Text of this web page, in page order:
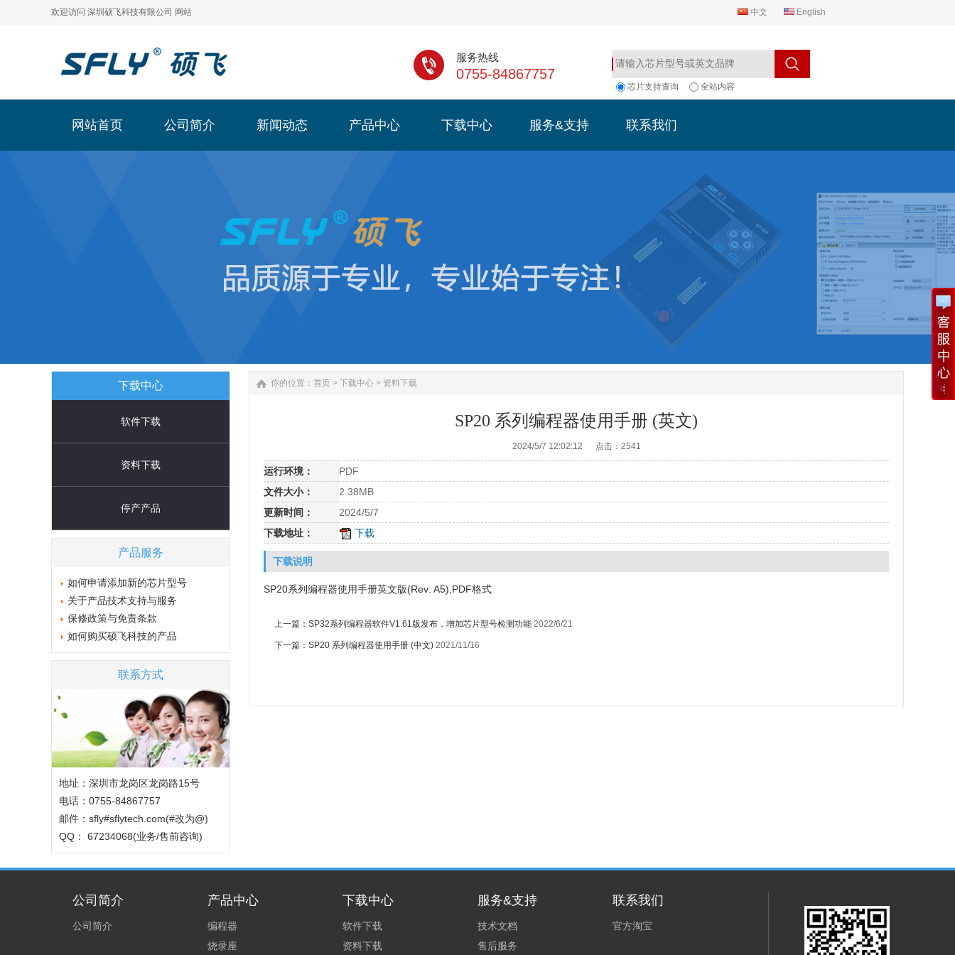
欢迎访问 深圳硕飞科技有限公司 网站 中文 English
服务热线
0755-84867757
芯片支持查询 全站内容
网站首页 公司简介 新闻动态 产品中心 下载中心 服务&支持
联系我们
联系我们
下载中心
软件下载
资料下载
停产产品
产品服务
如何申请添加新的芯片型号
关于产品技术支持与服务
保修政策与免责条款
如何购买硕飞科技的产品
联系方式
地址：深圳市龙岗区龙岗路15号
电话：0755-84867757
邮件：sfly#sflytech.com(#改为@)
QQ： 67234068(业务/售前咨询)
你的位置： 首页 > 下载中心 > 资料下载
SP20 系列编程器使用手册 (英文)
2024/5/7 12:02:12 点击： 2541
运行环境：
PDF
文件大小：
2.38MB
更新时间：
2024/5/7
下载地址：
下载
下载说明
SP20系列编程器使用手册英文版(Rev: A5),PDF格式
上一篇： SP32系列编程器软件V1.61版发布，增加芯片型号检测功能 2022/6/21
下一篇： SP20 系列编程器使用手册 (中文) 2021/11/16
公司简介
公司简介
产品中心
编程器
烧录座
下载中心
软件下载
资料下载
服务&支持
技术文档
售后服务
联系我们
官方淘宝